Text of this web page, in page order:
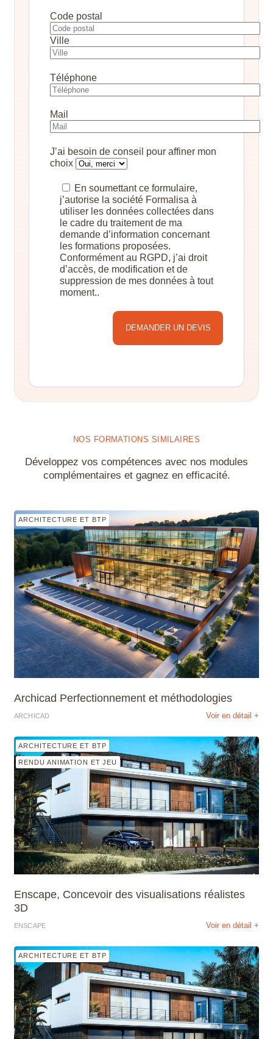
Code postal
Ville
Téléphone
Mail
J’ai besoin de conseil pour affiner mon
choix
En soumettant ce formulaire,
j’autorise la société Formalisa à
utiliser les données collectées dans
le cadre du traitement de ma
demande d’information concernant
les formations proposées.
Conformément au RGPD, j’ai droit
d’accès, de modification et de
suppression de mes données à tout
moment..
NOS FORMATIONS SIMILAIRES
Développez vos compétences avec nos modules
complémentaires et gagnez en efficacité.
ARCHITECTURE ET BTP
Archicad Perfectionnement et méthodologies
ARCHICAD Voir en détail +
ARCHITECTURE ET BTP
RENDU ANIMATION ET JEU
Enscape, Concevoir des visualisations réalistes
3D
ENSCAPE Voir en détail +
ARCHITECTURE ET BTP